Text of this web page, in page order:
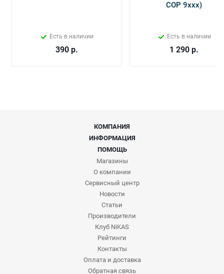
Есть в наличии
390р.
СОР 9ххх)
Есть в наличии
1 290 р.
КОМПАНИЯ
ИНФОРМАЦИЯ
ПОМОЩЬ
Магазины
О компании
Сервисный центр
Новости
Статьи
Производители
Клуб NiKAS
Рейтинги
Контакты
Оплата и доставка
Обратная связь